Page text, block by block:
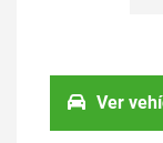
Ver